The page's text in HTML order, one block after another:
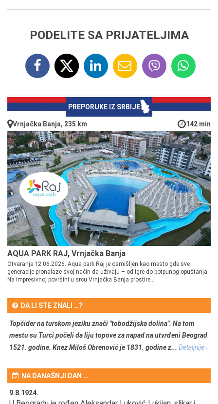
PODELITE SA PRIJATELJIMA
PREPORUKE IZ SRBIJE
Vrnjačka Banja, 235 km 142 min
AQUA PARK RAJ, Vrnjačka Banja
Otvaranje 12.06.2026. Aqua park Raj je osmišljen kao mesto gde sve
generacije pronalaze svoj način da uživaju – od igre do potpunog opuštanja.
Na impresivnoj površini u srcu Vrnjačka Banja prostire...
DA LI STE ZNALI …?
Topčider na turskom jeziku znači "tobodžijska dolina". Na tom
mestu su Turci počeli da liju topove za napad na utvrđeni Beograd
1521. godine. Knez Miloš Obrenović je 1831. godine z... Detaljnije ›
NA DANAŠNJI DAN …
9.8.1924.